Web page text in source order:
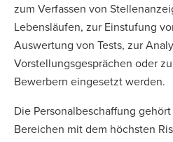
zum Verfassen von
Lebensläufen, zur Einstufung
Auswertung von Tests, zur
Vorstellungsgesprächen oder
Bewerbern eingesetzt werden.
Die Personalbeschaffung
Bereichen mit dem höchsten